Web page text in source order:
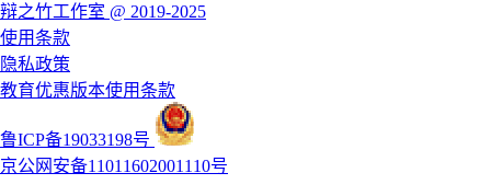
辩之竹工作室 @ 2019-2025
使用条款
隐私政策
教育优惠版本使用条款
鲁ICP备19033198号
京公网安备11011602001110号